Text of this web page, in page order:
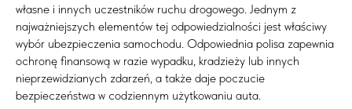
własne i innych uczestników ruchu drogowego. Jednym z
najważniejszych elementów tej odpowiedzialności jest właściwy
wybór ubezpieczenia samochodu. Odpowiednia polisa zapewnia
ochronę finansową w razie wypadku, kradzieży lub innych
nieprzewidzianych zdarzeń, a także daje poczucie
bezpieczeństwa w codziennym użytkowaniu auta.